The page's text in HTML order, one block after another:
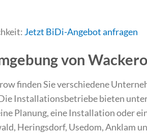
Jetzt BiDi-Angebot anfragen
von
finden Sie verschiedene
Installationsbetriebe bieten
Planung, eine Installation oder
Heringsdorf, Usedom, Anklam